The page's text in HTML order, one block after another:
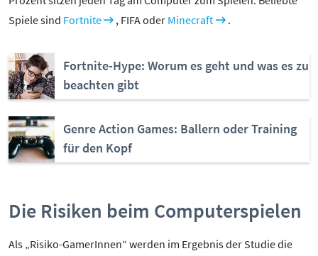
Spiele sind Fortnite , FIFA oder Minecraft .
Fortnite-Hype: Worum es geht und was es zu
beachten gibt
Genre Action Games: Ballern oder Training
für den Kopf
Die Risiken beim Computerspielen
Als „Risiko-GamerInnen“ werden im Ergebnis der Studie die
Initiative
Kooperationen
Beirat
BotschafterInnen
Impressum
Datenschutz
Barrierefreiheit
Medienkurse